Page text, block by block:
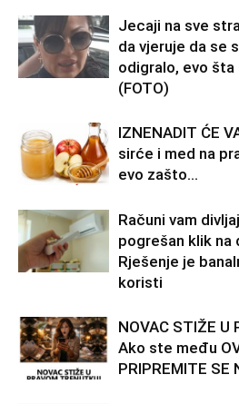
Jecaji na sve
da vjeruje da se
odigralo, evo
(FOTO)
IZNENADIT ĆE
sirće i med na
evo zašto…
Računi vam
pogrešan klik na
Rješenje je
koristi
NOVAC STIŽE U
Ako ste među
PRIPREMITE SE